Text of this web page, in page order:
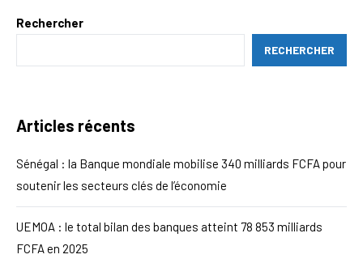
Rechercher
RECHERCHER
Articles récents
Sénégal : la Banque mondiale mobilise 340 milliards FCFA pour
soutenir les secteurs clés de l’économie
UEMOA : le total bilan des banques atteint 78 853 milliards
FCFA en 2025